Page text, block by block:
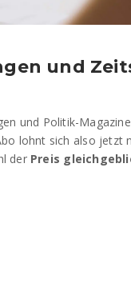
und
und Politik-
lohnt sich also jetzt
der Preis